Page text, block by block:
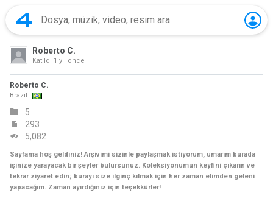
Roberto C.
Katıldı 1 yıl önce
Roberto C.
Brazil
5
293
5,082
Sayfama hoş geldiniz! Arşivimi sizinle paylaşmak istiyorum, umarım burada
işinize yarayacak bir şeyler bulursunuz. Koleksiyonumun keyfini çıkarın ve
tekrar ziyaret edin; burayı size ilginç kılmak için her zaman elimden geleni
yapacağım. Zaman ayırdığınız için teşekkürler!